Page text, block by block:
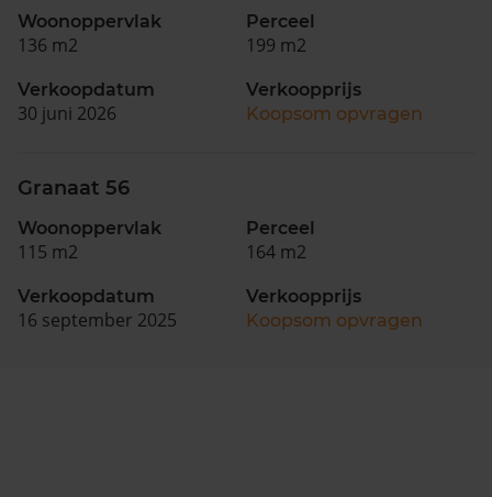
Woonoppervlak
136 m2
Perceel
199 m2
Verkoopdatum
30 juni 2026
Verkoopprijs
Koopsom opvragen
Granaat 56
Woonoppervlak
115 m2
Perceel
164 m2
Verkoopdatum
16 september 2025
Verkoopprijs
Koopsom opvragen